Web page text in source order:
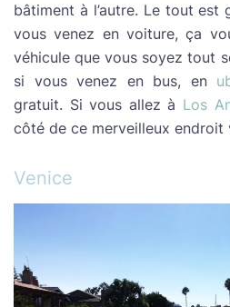
bâtiment à l’autre. Le tout est
vous venez en voiture, ça
véhicule que vous soyez tout
si vous venez en bus, en
gratuit. Si vous allez à Los
côté de ce merveilleux endroit
Venice